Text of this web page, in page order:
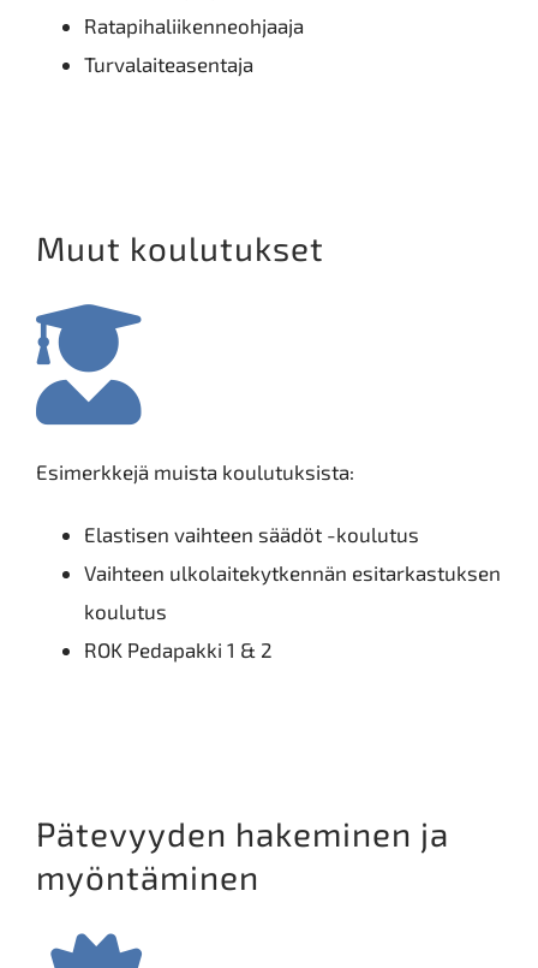
Ratapihaliikenneohjaaja
Turvalaiteasentaja
Muut koulutukset
Esimerkkejä muista koulutuksista:
Elastisen vaihteen säädöt -koulutus
Vaihteen ulkolaitekytkennän esitarkastuksen
koulutus
ROK Pedapakki 1 & 2
Pätevyyden hakeminen ja
myöntäminen